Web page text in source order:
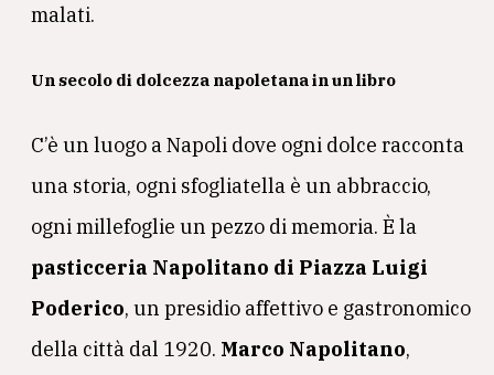
malati.
Un secolo di dolcezza napoletana in un libro
C’è un luogo a Napoli dove ogni dolce racconta
una storia, ogni sfogliatella è un abbraccio,
ogni millefoglie un pezzo di memoria. È la
pasticceria Napolitano di Piazza Luigi
Poderico, un presidio affettivo e gastronomico
della città dal 1920. Marco Napolitano,